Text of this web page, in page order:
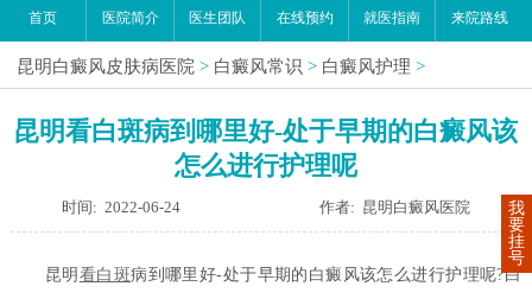
首页 医院简介 医生团队 在线预约 就医指南 来院路线
昆明白癜风皮肤病医院 > 白癜风常识 > 白癜风护理 >
昆明看白斑病到哪里好-处于早期的白癜风该
怎么进行护理呢
时间: 2022-06-24 作者: 昆明白癜风医院
昆明 看白斑病到哪里好-处于早期的白癜风该怎么进行护理呢?白
我
要
挂
号